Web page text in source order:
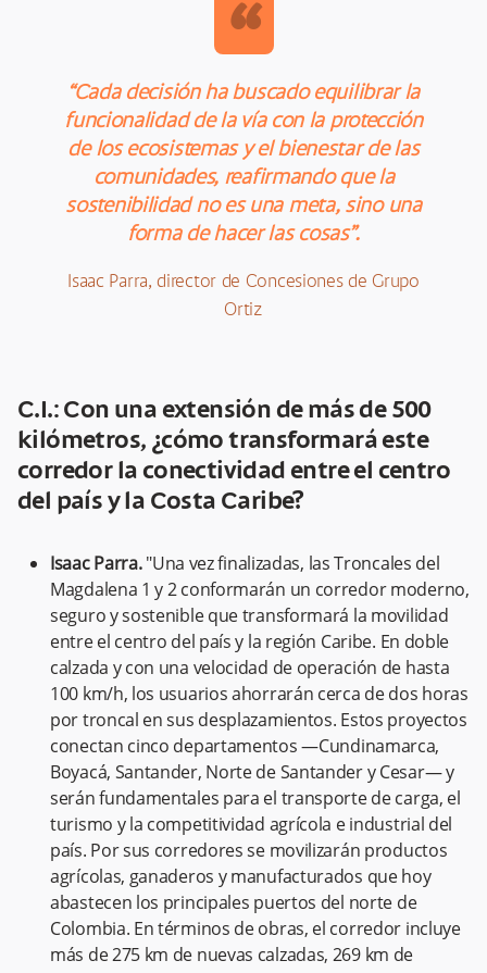
“
“Cada decisión ha buscado equilibrar la
funcionalidad de la vía con la protección
de los ecosistemas y el bienestar de las
comunidades, reafirmando que la
sostenibilidad no es una meta, sino una
forma de hacer las cosas”.
Isaac Parra, director de Concesiones de Grupo
Ortiz
C.I.: Con una extensión de más de 500
kilómetros, ¿cómo transformará este
corredor la conectividad entre el centro
del país y la Costa Caribe?
Isaac Parra."Una vez finalizadas, las Troncales del
Magdalena 1 y 2 conformarán un corredor moderno,
seguro y sostenible que transformará la movilidad
entre el centro del país y la región Caribe. En doble
calzada y con una velocidad de operación de hasta
100 km/h, los usuarios ahorrarán cerca de dos horas
por troncal en sus desplazamientos. Estos proyectos
conectan cinco departamentos —Cundinamarca,
Boyacá, Santander, Norte de Santander y Cesar— y
serán fundamentales para el transporte de carga, el
turismo y la competitividad agrícola e industrial del
país. Por sus corredores se movilizarán productos
agrícolas, ganaderos y manufacturados que hoy
abastecen los principales puertos del norte de
Colombia. En términos de obras, el corredor incluye
más de 275 km de nuevas calzadas, 269 km de